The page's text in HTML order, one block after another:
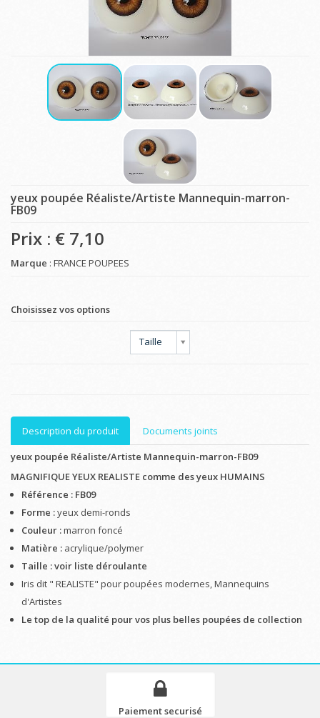
yeux poupée Réaliste/Artiste Mannequin-marron-
FB09
Prix : € 7,10
Marque : FRANCE POUPEES
Choisissez vos options
Taille
Description du produit
Documents joints
yeux poupée Réaliste/Artiste Mannequin-marron-FB09
MAGNIFIQUE YEUX REALISTE comme des yeux HUMAINS
Référence : FB09
Forme :yeux demi-ronds
Couleur :marron foncé
Matière : acrylique/polymer
Taille : voir liste déroulante
Iris dit " REALISTE" pour poupées modernes, Mannequins
d'Artistes
Le top de la qualité pour vos plus belles poupées de collection
Paiement securisé